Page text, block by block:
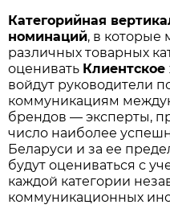
Категорийная
номинаций, в которые
различных товарных
оценивать
войдут руководители
коммуникациям
брендов — эксперты,
число наиболее
Беларуси и за ее
будут оцениваться с
каждой категории
коммуникационных